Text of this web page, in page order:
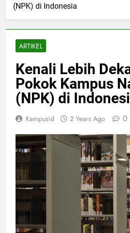
(NPK) di Indonesia
ARTIKEL
Kenali Lebih
Pokok Kampus
(NPK) di
Kampusid 2 Years Ago 0